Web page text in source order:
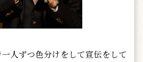
人ずつ色分けをして宣伝をして